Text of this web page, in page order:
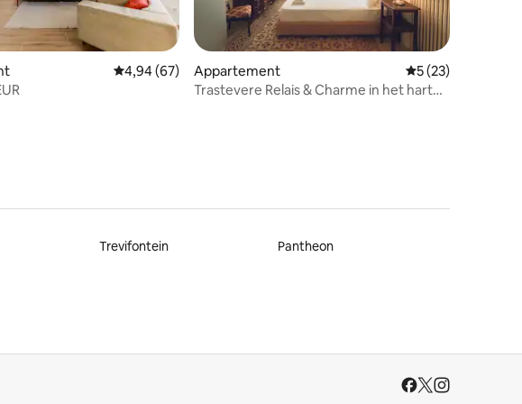
4,99 op 5, 70 recensiesGemiddelde beoordeling van 4,94 op 5, 67 recensies
4,94 (67)
Appartement Gemiddelde
5 (23)
Trastevere Relais & Charme in het hart
Trevifontein Pantheon